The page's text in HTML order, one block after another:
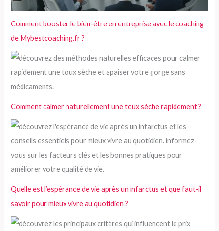
Comment booster le bien-être en entreprise avec le coaching
de Mybestcoaching.fr ?
Comment calmer naturellement une toux sèche rapidement ?
Quelle est l’espérance de vie après un infarctus et que faut-il
savoir pour mieux vivre au quotidien ?